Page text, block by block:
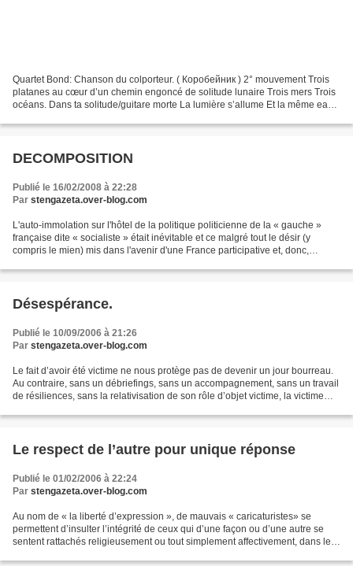
Quartet Bond: Chanson du colporteur. ( Коробейник ) 2° mouvement Trois
platanes au cœur d’un chemin engoncé de solitude lunaire Trois mers Trois
océans. Dans ta solitude/guitare morte La lumière s’allume Et la même eau
DECOMPOSITION
Publié le 16/02/2008 à 22:28
Par stengazeta.over-blog.com
L'auto-immolation sur l'hôtel de la politique politicienne de la « gauche »
française dite « socialiste » était inévitable et ce malgré tout le désir (y
compris le mien) mis dans l'avenir d'une France participative et, donc,
Désespérance.
Publié le 10/09/2006 à 21:26
Par stengazeta.over-blog.com
Le fait d’avoir été victime ne nous protège pas de devenir un jour bourreau.
Au contraire, sans un débriefings, sans un accompagnement, sans un travail
de résiliences, sans la relativisation de son rôle d’objet victime, la victime
Le respect de l’autre pour unique réponse
Publié le 01/02/2006 à 22:24
Par stengazeta.over-blog.com
Au nom de « la liberté d’expression », de mauvais « caricaturistes» se
permettent d’insulter l’intégrité de ceux qui d’une façon ou d’une autre se
sentent rattachés religieusement ou tout simplement affectivement, dans leur